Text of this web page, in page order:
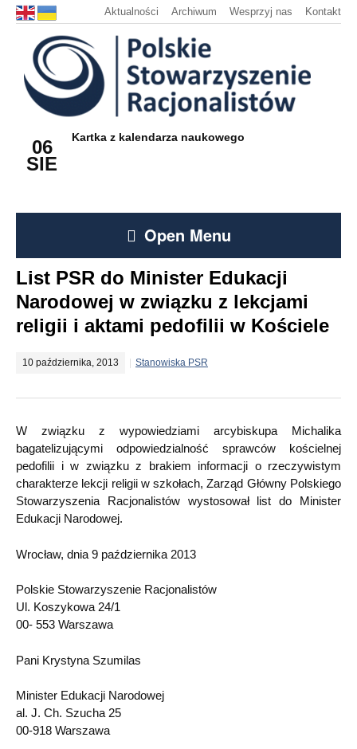
Aktualności Archiwum Wesprzyj nas Kontakt
06
SIE
Kartka z kalendarza naukowego
Open Menu
List PSR do Minister Edukacji
Narodowej w związku z lekcjami
religii i aktami pedofilii w Kościele
10 października, 2013 Stanowiska PSR
W związku z wypowiedziami arcybiskupa Michalika
bagatelizującymi odpowiedzialność sprawców kościelnej
pedofilii i w związku z brakiem informacji o rzeczywistym
charakterze lekcji religii w szkołach, Zarząd Główny Polskiego
Stowarzyszenia Racjonalistów wystosował list do Minister
Edukacji Narodowej.
Wrocław, dnia 9 października 2013
Polskie Stowarzyszenie Racjonalistów
Ul. Koszykowa 24/1
00- 553 Warszawa
Pani Krystyna Szumilas
Minister Edukacji Narodowej
al. J. Ch. Szucha 25
00-918 Warszawa